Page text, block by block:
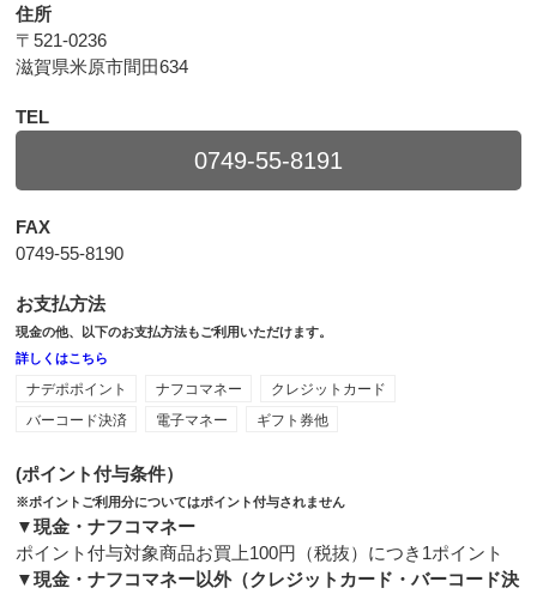
住所
〒521-0236
滋賀県米原市間田634
TEL
0749-55-8191
FAX
0749-55-8190
お支払方法
現金の他、以下のお支払方法もご利用いただけます。
詳しくはこちら
ナデポポイント ナフコマネー
クレジットカード
バーコード決済
電子マネー ギフト券他
(ポイント付与条件）
※ポイントご利用分についてはポイント付与されません
▼現金・ナフコマネー
ポイント付与対象商品お買上100円（税抜）につき1ポイント
▼現金・ナフコマネー以外（クレジットカード・バーコード決